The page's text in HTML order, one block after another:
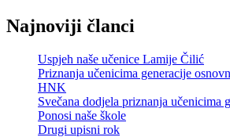
Najnoviji članci
Uspjeh naše učenice Lamije Čilić
Priznanja učenicima generacije
HNK
Svečana dodjela priznanja učenicima
Ponosi naše škole
Drugi upisni rok